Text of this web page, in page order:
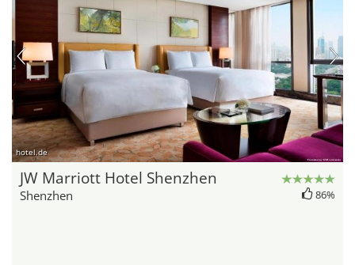
hotel.de
JW Marriott Hotel Shenzhen
Shenzhen 86%